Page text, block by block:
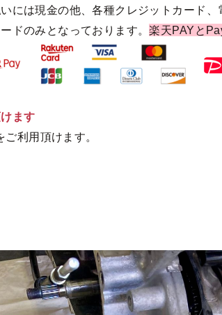
には現金の他、各種クレジットカード
ドのみとなっております。楽天PAYと
ます
利用頂けます。